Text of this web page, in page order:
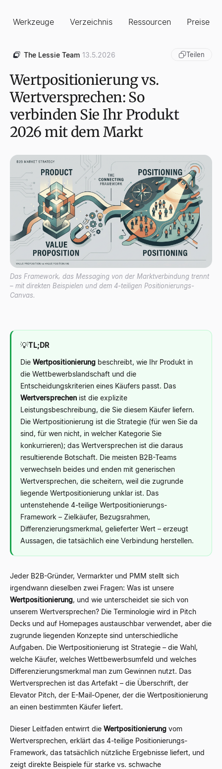
Werkzeuge Verzeichnis Ressourcen Preise
The Lessie Team 13.5.2026 Teilen
Wertpositionierung vs.
Wertversprechen: So
verbinden Sie Ihr Produkt
2026 mit dem Markt
Das Framework, das Messaging von der Marktverbindung trennt
– mit direkten Beispielen und dem 4-teiligen Positionierungs-
Canvas.
💡TL;DR
Die Wertpositionierung beschreibt, wie Ihr Produkt in
die Wettbewerbslandschaft und die
Entscheidungskriterien eines Käufers passt. Das
Wertversprechen ist die explizite
Leistungsbeschreibung, die Sie diesem Käufer liefern.
Die Wertpositionierung ist die Strategie (für wen Sie da
sind, für wen nicht, in welcher Kategorie Sie
konkurrieren); das Wertversprechen ist die daraus
resultierende Botschaft. Die meisten B2B-Teams
verwechseln beides und enden mit generischen
Wertversprechen, die scheitern, weil die zugrunde
liegende Wertpositionierung unklar ist. Das
untenstehende 4-teilige Wertpositionierungs-
Framework – Zielkäufer, Bezugsrahmen,
Differenzierungsmerkmal, gelieferter Wert – erzeugt
Aussagen, die tatsächlich eine Verbindung herstellen.
Jeder B2B-Gründer, Vermarkter und PMM stellt sich
irgendwann dieselben zwei Fragen: Was ist unsere
Wertpositionierung, und wie unterscheidet sie sich von
unserem Wertversprechen? Die Terminologie wird in Pitch
Decks und auf Homepages austauschbar verwendet, aber die
zugrunde liegenden Konzepte sind unterschiedliche
Aufgaben. Die Wertpositionierung ist Strategie – die Wahl,
welche Käufer, welches Wettbewerbsumfeld und welches
Differenzierungsmerkmal man zum Gewinnen nutzt. Das
Wertversprechen ist das Artefakt – die Überschrift, der
Elevator Pitch, der E-Mail-Opener, der die Wertpositionierung
an einen bestimmten Käufer liefert.
Dieser Leitfaden entwirrt die Wertpositionierung vom
Wertversprechen, erklärt das 4-teilige Positionierungs-
Framework, das tatsächlich nützliche Ergebnisse liefert, und
zeigt direkte Beispiele für starke vs. schwache